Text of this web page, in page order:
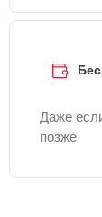
Даже
позже